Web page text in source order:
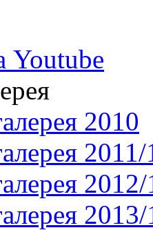
Youtube
2010
2011/